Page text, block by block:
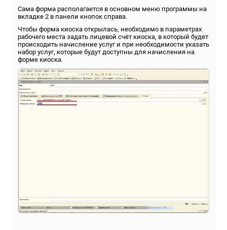
Сама форма располагается в основном меню программы на
вкладке 2 в панели кнопок справа.
Чтобы форма киоска открылась, необходимо в параметрах
рабочего места задать лицевой счёт киоска, в который будет
происходить начисление услуг и при необходимости указать
набор услуг, которые будут доступны для начисления на
форме киоска.